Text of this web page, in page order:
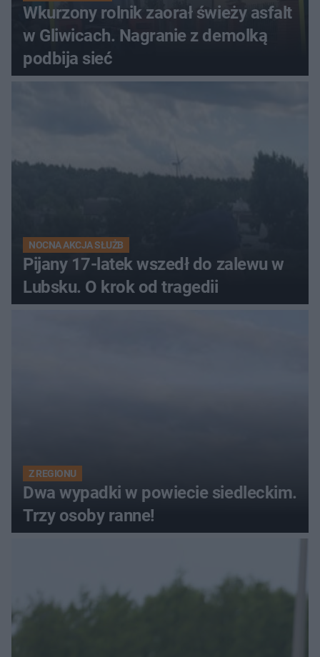
Wkurzony rolnik zaorał świeży asfalt
w Gliwicach. Nagranie z demolką
podbija sieć
NOCNA AKCJA SŁUŻB
Pijany 17-latek wszedł do zalewu w
Lubsku. O krok od tragedii
Z REGIONU
Dwa wypadki w powiecie siedleckim.
Trzy osoby ranne!